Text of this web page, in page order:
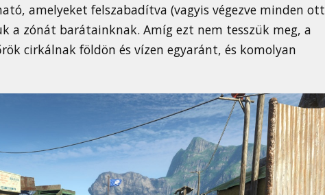
amelyeket felszabadítva (vagyis végezve minden ott
a zónát barátainknak. Amíg ezt nem tesszük meg, a
cirkálnak földön és vízen egyaránt, és komolyan